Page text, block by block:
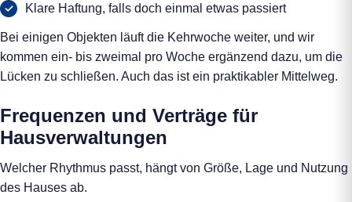
Klare Haftung, falls doch einmal etwas passiert
Bei einigen Objekten läuft die Kehrwoche weiter, und wir
kommen ein- bis zweimal pro Woche ergänzend dazu, um die
Lücken zu schließen. Auch das ist ein praktikabler Mittelweg.
Frequenzen und Verträge für
Hausverwaltungen
Welcher Rhythmus passt, hängt von Größe, Lage und Nutzung
des Hauses ab.